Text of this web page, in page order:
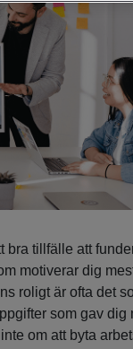
bra tillfälle att
motiverar dig
roligt är ofta det
som gav dig
om att byta